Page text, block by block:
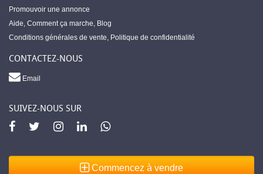
Promouvoir une annonce
Aide, Comment ça marche, Blog
Conditions générales de vente, Politique de confidentialité
CONTACTEZ-NOUS
Email
SUIVEZ-NOUS SUR
Commencez à vendre